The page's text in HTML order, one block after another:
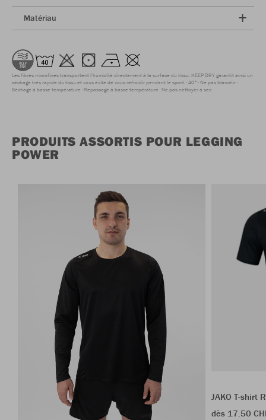
Matériau
Les fibres microfines transportent l'humidité directement à la surface du tissu. KEEP DRY garantit ainsi un
séchage très rapide du tissu et vous évite de vous refroidir pendant le sport. 40° Ne pas blanchir
Séchage à basse température Repassage à basse température Ne pas nettoyer à sec
PRODUITS ASSORTIS POUR LEGGING
POWER
JAKO T-shirt
dès 17.50